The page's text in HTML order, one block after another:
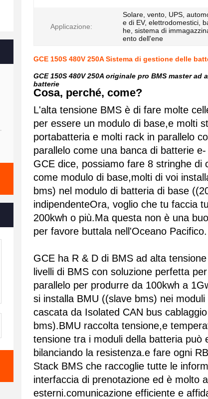
Applicazione:
Solare, vento, UPS,
e di EV, elettrodomestici,
he, sistema di
ento dell'ene
GCE 150S 480V 250A Sistema di gestione delle
GCE 150S 480V 250A originale pro BMS master
batterie
Cosa, perché, come?
L'alta tensione BMS è di fare molte
per essere un modulo di base,e molti
portabatteria e molti rack in parallelo
parallelo come una banca di batterie
GCE dice, possiamo fare 8 stringhe
come modulo di base,molti di voi
bms) nel modulo di batteria di base
indipendenteOra, voglio che tu faccia
200kwh o più.Ma questa non è una
per favore buttala nell'Oceano Pacifico.
GCE ha R & D di BMS ad alta
livelli di BMS con soluzione perfetta
parallelo per produrre da 100kwh a
si installa BMU ((slave bms) nei
cascata da Isolated CAN bus
bms).BMU raccolta tensione,e
tensione tra i moduli della batteria può
bilanciando la resistenza.e fare ogni
Stack BMS che raccoglie tutte le
interfaccia di prenotazione ed è molto
esterni.comunicazione efficiente e